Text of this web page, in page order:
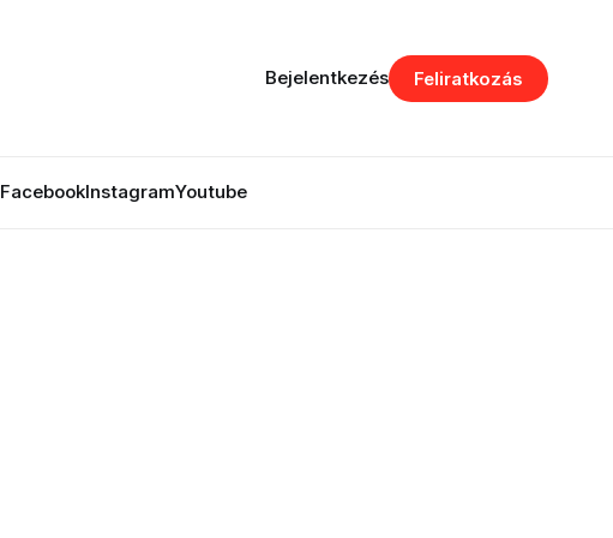
FacebookInstagramYoutube
Bejelentkezés Feliratkozás